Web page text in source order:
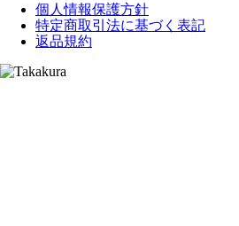
個人情報保護方針
特定商取引法に基づく表記
返品規約